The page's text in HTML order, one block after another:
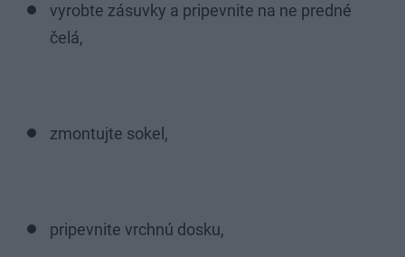
vyrobte zásuvky a pripevnite na ne predné
čelá,
zmontujte sokel,
pripevnite vrchnú dosku,